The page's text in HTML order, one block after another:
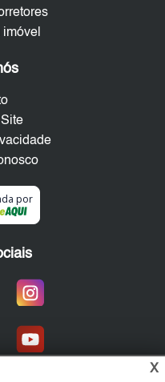
por
X